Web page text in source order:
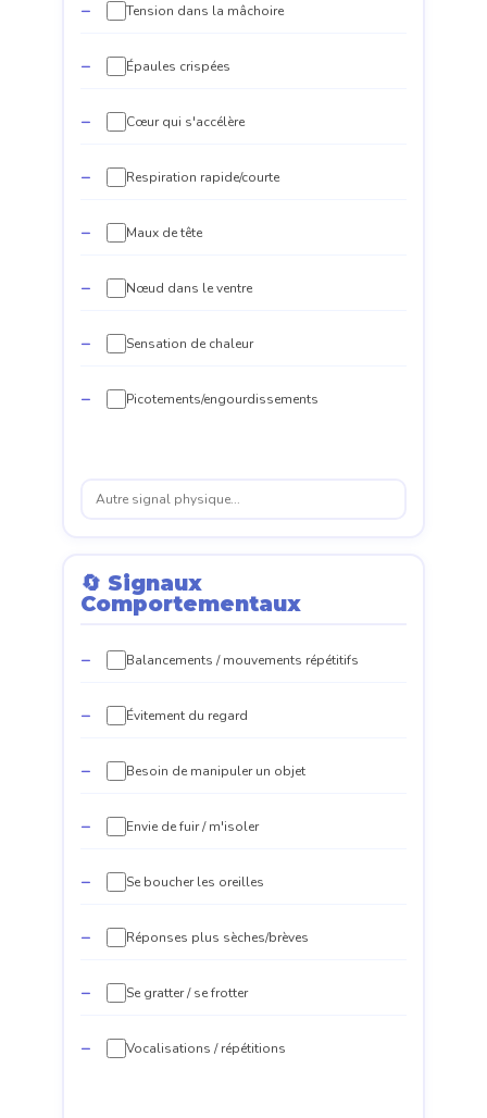
Tension dans la mâchoire
Épaules crispées
Cœur qui s'accélère
Respiration rapide/courte
Maux de tête
Nœud dans le ventre
Sensation de chaleur
Picotements/engourdissements
🔄 Signaux
Comportementaux
Balancements / mouvements répétitifs
Évitement du regard
Besoin de manipuler un objet
Envie de fuir / m'isoler
Se boucher les oreilles
Réponses plus sèches/brèves
Se gratter / se frotter
Vocalisations / répétitions